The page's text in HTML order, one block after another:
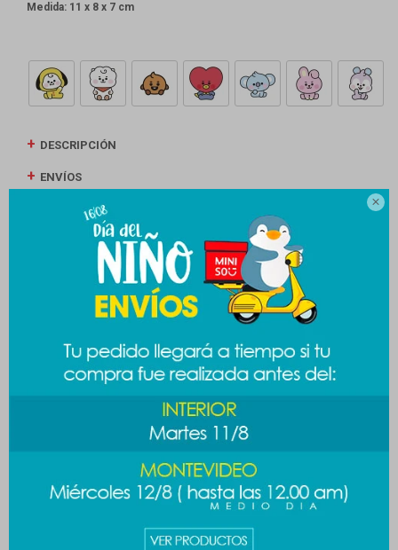

Medida: 11 x 8 x 7 cm
DESCRIPCIÓN
ENVÍOS
CAMBIOS Y DEVOLUCIONES
MEDIOS DE PAGO
Productos que te pueden interesar